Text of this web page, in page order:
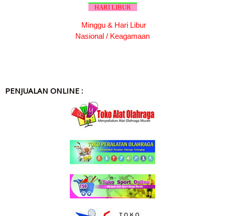
HARI LIBUR
Minggu & Hari Libur
Nasional / Keagamaan
PENJUALAN ONLINE :